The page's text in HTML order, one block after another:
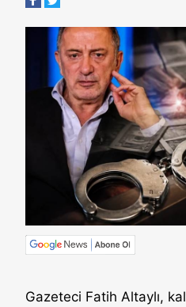
Gazeteci Fatih Altaylı,